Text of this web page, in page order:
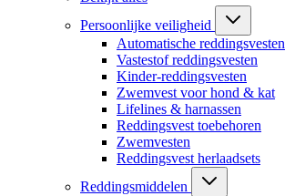
Persoonlijke veiligheid
Automatische reddingsvesten
Vastestof reddingsvesten
Kinder-reddingsvesten
Zwemvest voor hond & kat
Lifelines & harnassen
Reddingsvest toebehoren
Zwemvesten
Reddingsvest herlaadsets
Reddingsmiddelen